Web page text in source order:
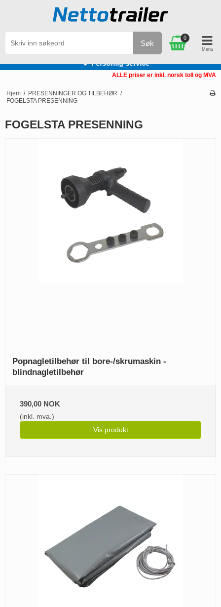
Personlig service
Søk
0
ALLE priser er inkl. norsk toll og MVA
Hjem / PRESENNINGER OG TILBEHØR /
FOGELSTA PRESENNING
FOGELSTA PRESENNING
Popnagletilbehør til bore-/skrumaskin -
blindnagletilbehør
390,00 NOK
(inkl. mva.)
Vis produkt